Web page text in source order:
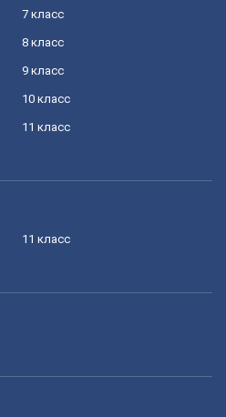
7 класс
8 класс
9 класс
10 класс
11 класс
11 класс